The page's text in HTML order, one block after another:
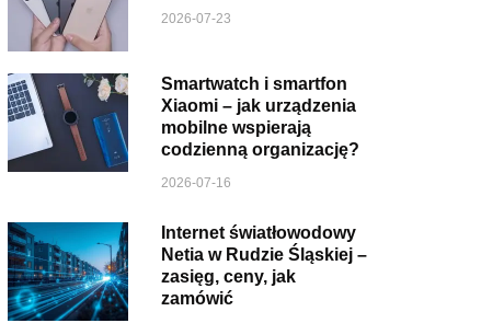
2026-07-23
Smartwatch i smartfon
Xiaomi – jak urządzenia
mobilne wspierają
codzienną organizację?
2026-07-16
Internet światłowodowy
Netia w Rudzie Śląskiej –
zasięg, ceny, jak
zamówić